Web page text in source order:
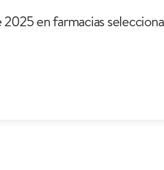
en farmacias